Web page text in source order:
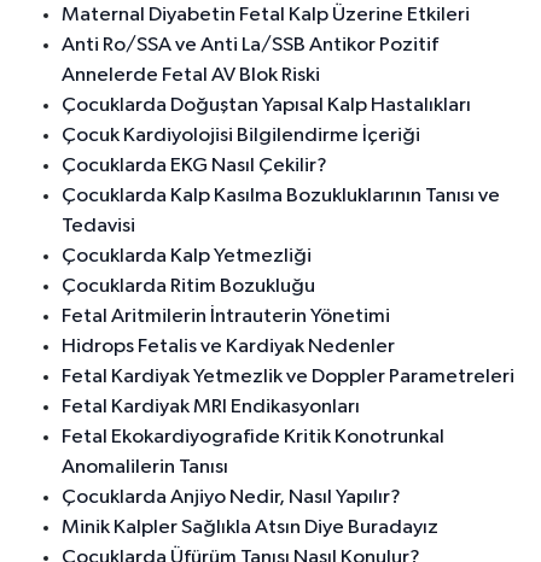
Maternal Diyabetin Fetal Kalp Üzerine Etkileri
Anti Ro/SSA ve Anti La/SSB Antikor Pozitif
Annelerde Fetal AV Blok Riski
Çocuklarda Doğuştan Yapısal Kalp Hastalıkları
Çocuk Kardiyolojisi Bilgilendirme İçeriği
Çocuklarda EKG Nasıl Çekilir?
Çocuklarda Kalp Kasılma Bozukluklarının Tanısı ve
Tedavisi
Çocuklarda Kalp Yetmezliği
Çocuklarda Ritim Bozukluğu
Fetal Aritmilerin İntrauterin Yönetimi
Hidrops Fetalis ve Kardiyak Nedenler
Fetal Kardiyak Yetmezlik ve Doppler Parametreleri
Fetal Kardiyak MRI Endikasyonları
Fetal Ekokardiyografide Kritik Konotrunkal
Anomalilerin Tanısı
Çocuklarda Anjiyo Nedir, Nasıl Yapılır?
Minik Kalpler Sağlıkla Atsın Diye Buradayız